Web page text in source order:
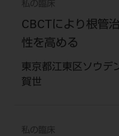
私の臨床
CBCTにより根管
性を高める
東京都江東区ソウ
賀世
私の臨床